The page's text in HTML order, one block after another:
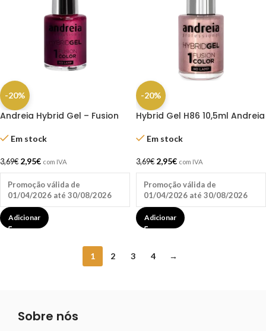
-20%
Andreia Hybrid Gel – Fusion
Em stock
3,69€ 2,95€ com IVA
Promoção válida de
01/04/2026 até 30/08/2026
Adicionar
-20%
Hybrid Gel H86 10,5ml Andreia
Em stock
3,69€ 2,95€ com IVA
Promoção válida de
01/04/2026 até 30/08/2026
Adicionar
1 2 3 4 →
Sobre nós